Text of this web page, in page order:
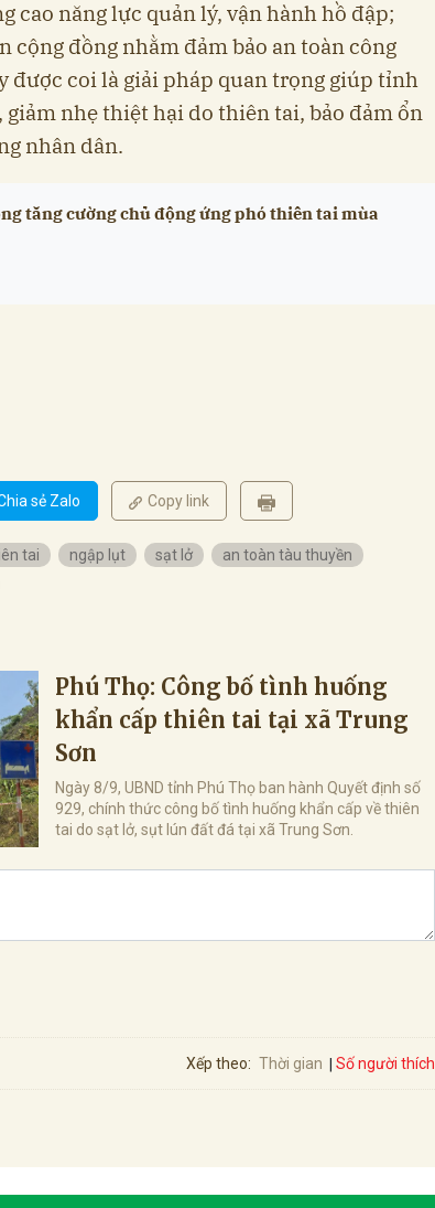
cao năng lực quản lý, vận hành hồ đập;
cộng đồng nhằm đảm bảo an toàn công
được coi là giải pháp quan trọng giúp tỉnh
nhẹ thiệt hại do thiên tai, bảo đảm ổn
nhân dân.
tăng cường chủ động ứng phó thiên tai mùa
sẻ Zalo Copy link
tai ngập lụt sạt lở
an toàn tàu thuyền
Phú Thọ: Công bố tình huống
khẩn cấp thiên tai tại xã Trung
Sơn
Ngày 8/9, UBND tỉnh Phú Thọ ban hành Quyết định số
929, chính thức công bố tình huống khẩn cấp về thiên
tai do sạt lở, sụt lún đất đá tại xã Trung Sơn.
Xếp theo: Thời gian Số người thích